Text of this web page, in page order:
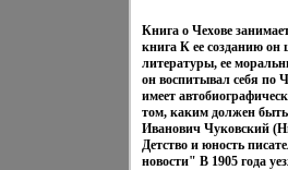
Книга о Чехове
книга К ее созданию
литературы, ее
он воспитывал себя по
имеет
том, каким должен
Иванович Чуковский
Детство и юность
новости" В 1905 года